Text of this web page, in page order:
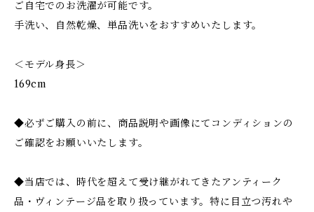
ご自宅でのお洗濯が可能です。
手洗い、自然乾燥、単品洗いをおすすめいたします。
＜モデル身長＞
169cm
◆必ずご購入の前に、商品説明や画像にてコンディションの
ご確認をお願いいたします。
◆当店では、時代を超えて受け継がれてきたアンティーク
品・ヴィンテージ品を取り扱っています。特に目立つ汚れや